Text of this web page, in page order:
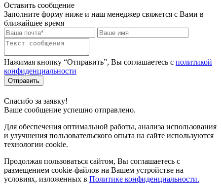
Оставить сообщение
Заполните форму ниже и наш менеджер свяжется с Вами в
ближайшее время
Нажимая кнопку “Отправить”, Вы соглашаетесь с политикой
конфиденциальности
Отправить
Спасибо за заявку!
Ваше сообщение успешно отправлено.
Для обеспечения оптимальной работы, анализа использования
и улучшения пользовательского опыта на сайте используются
технологии cookie.
Продолжая пользоваться сайтом, Вы соглашаетесь с
размещением cookie-файлов на Вашем устройстве на
условиях, изложенных в Политике конфиденциальности.